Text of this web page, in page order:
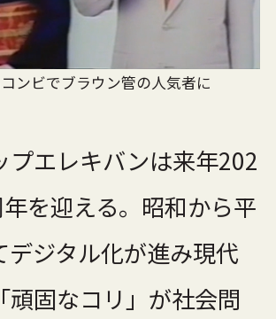
ンビでブラウン管の人気者に
プエレキバンは来年202
を迎える。昭和から平
デジタル化が進み現代
頑固なコリ」が社会問